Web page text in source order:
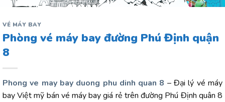
VÉ MÁY BAY
Phòng vé máy bay đường Phú Định quận
8
Phong ve may bay duong phu dinh quan 8 – Đại lý vé máy
bay Việt mỹ bán vé máy bay giá rẻ trên đường Phú Định quân 8